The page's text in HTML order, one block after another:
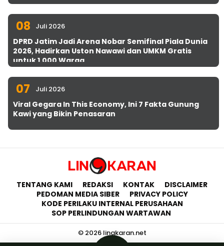
08 Juli 2026
DPRD Jatim Jadi Arena Nobar Semifinal Piala Dunia
2026, Hadirkan Uston Nawawi dan UMKM Gratis
untuk 1.000 Warga
07 Juli 2026
Viral Gegara In This Economy, Ini 7 Fakta Gunung
Kawi yang Bikin Penasaran
TENTANG KAMI REDAKSI KONTAK
DISCLAIMER
PEDOMAN MEDIA SIBER
PRIVACY POLICY
KODE PERILAKU INTERNAL PERUSAHAAN
SOP PERLINDUNGAN WARTAWAN
© 2026 lingkaran.net